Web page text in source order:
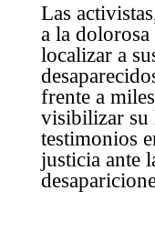
Las
a la dolorosa
localizar a
frente a
visibilizar su
testimonios
justicia ante